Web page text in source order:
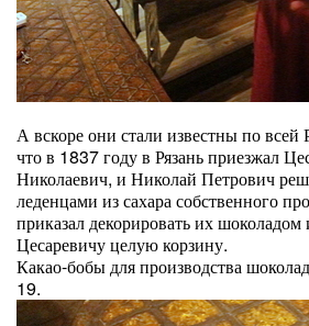
А вскоре они стали известны по всей
что в 1837 году в Рязань приезжал
Николаевич, и Николай Петрович
леденцами из сахара собственного
приказал декорировать их шоколадом
Цесаревичу целую корзину.
Какао-бобы для производства
19.